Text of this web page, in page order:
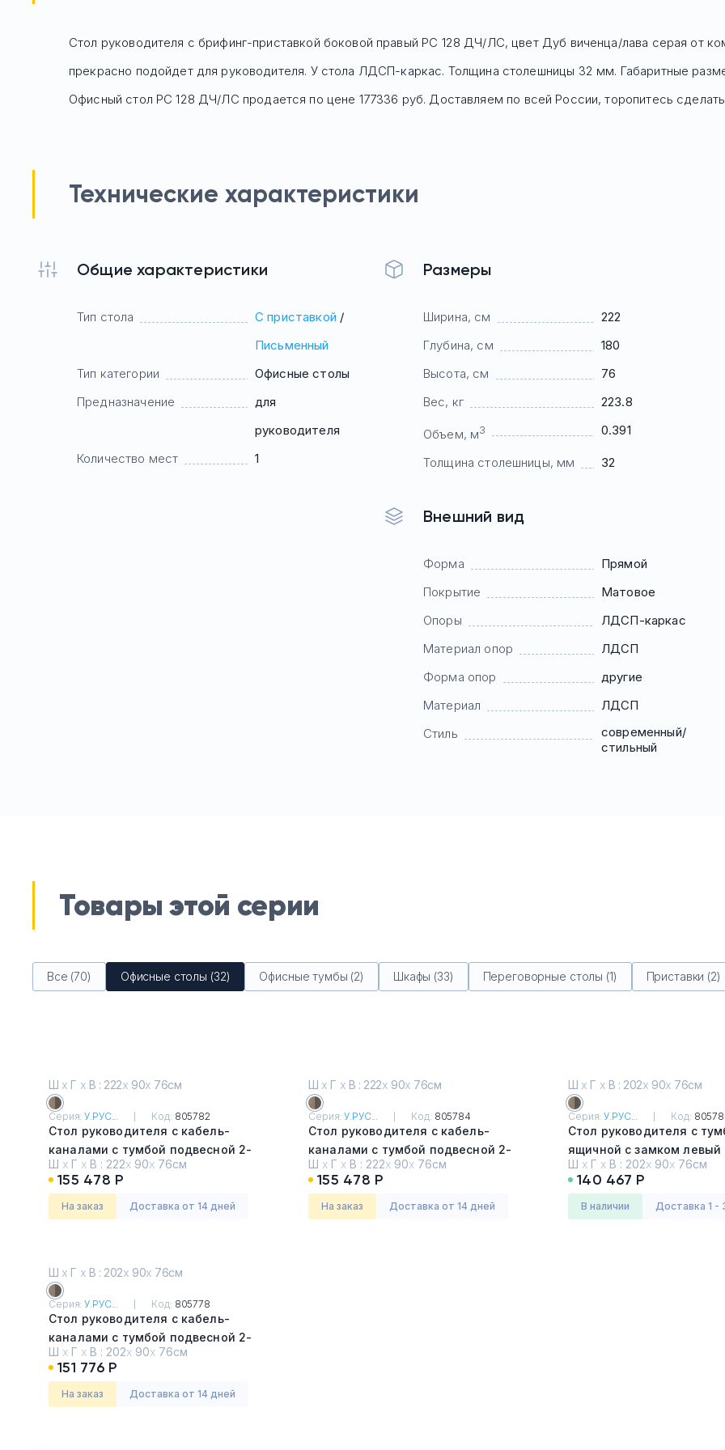
Стол руководителя с брифинг-приставкой боковой правый РС 128 ДЧ/ЛС, цвет Дуб виченца/лава серая от
прекрасно подойдет для руководителя. У стола ЛДСП-каркас. Толщина столешницы 32 мм. Габаритные
Офисный стол РС 128 ДЧ/ЛС продается по цене 177336 руб. Доставляем по всей России, торопитесь
Технические характеристики
Общие характеристики
Тип стола С приставкой /
Письменный
Тип категории
Офисные столы
Предназначение
для
руководителя
Количество мест
1
Размеры
Ширина, см
222
Глубина, см
180
Высота, см
76
Вес, кг
223.8
Объем, м3 0.391
Толщина столешницы, мм 32
Внешний вид
Форма
Прямой
Покрытие
Матовое
Опоры
ЛДСП-каркас
Материал опор
ЛДСП
Форма опор
другие
Материал
ЛДСП
Стиль
современный/
стильный
Товары этой серии
Все (70) Офисные столы (32) Офисные тумбы (2) Шкафы (33) Переговорные столы (1) Приставки (2)
Ш х Г х В : 222х 90х 76см
Серия:У.РУС... Код: 805782
Стол руководителя с кабель-
каналами с тумбой подвесной 2-
ящичной с замком левый
Дуб виченца/лава серая
Ш х Г х В : 222х 90х 76см
155 478 Р
На заказ Доставка от 14 дней
Ш х Г х В : 222х 90х 76см
Серия:У.РУС... Код: 805784
Стол руководителя с кабель-
каналами с тумбой подвесной 2-
ящичной с замком правый
Дуб виченца/лава серая
Ш х Г х В : 222х 90х 76см
155 478 Р
На заказ Доставка от 14 дней
Ш х Г х В : 202х 90х 76см
Серия:У.РУС... Код:
Стол руководителя с
ящичной с замком левый
Дуб виченца/лава серая
Ш х Г х В : 202х 90х 76см
140 467 Р
в наличии Доставка 1 -
Ш х Г х В : 202х 90х 76см
Серия:У.РУС... Код: 805778
Стол руководителя с кабель-
каналами с тумбой подвесной 2-
ящичной с замком левый
Дуб виченца/лава серая
Ш х Г х В : 202х 90х 76см
151 776 Р
На заказ Доставка от 14 дней